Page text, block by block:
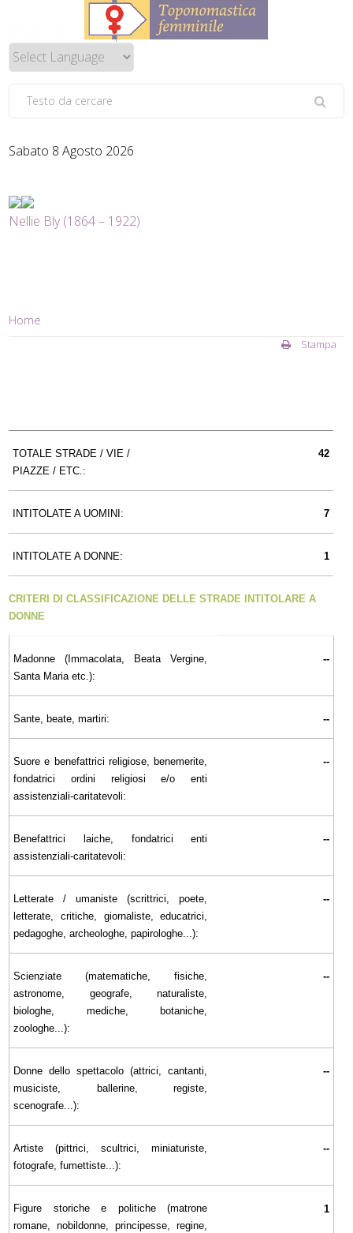
Sabato 8 Agosto 2026
Nellie Bly (1864 – 1922)
Home
Stampa
TOTALE STRADE / VIE /
PIAZZE / ETC.:
42
INTITOLATE A UOMINI: 7
INTITOLATE A DONNE: 1
CRITERI DI CLASSIFICAZIONE DELLE STRADE INTITOLARE A
DONNE
Madonne (Immacolata, Beata Vergine,
Santa Maria etc.):
--
Sante, beate, martiri: --
Suore e benefattrici religiose, benemerite,
fondatrici ordini religiosi e/o enti
assistenziali-caritatevoli:
--
Benefattrici laiche, fondatrici enti
assistenziali-caritatevoli:
--
Letterate / umaniste (scrittrici, poete,
letterate, critiche, giornaliste, educatrici,
pedagoghe, archeologhe, papirologhe...):
--
Scienziate (matematiche, fisiche,
astronome, geografe, naturaliste,
biologhe, mediche, botaniche,
zoologhe...):
--
Donne dello spettacolo (attrici, cantanti,
musiciste, ballerine, registe,
scenografe...):
--
Artiste (pittrici, scultrici, miniaturiste,
fotografe, fumettiste...):
--
Figure storiche e politiche (matrone
romane, nobildonne, principesse, regine,
1